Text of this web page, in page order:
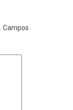
Campos